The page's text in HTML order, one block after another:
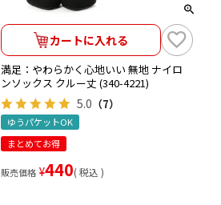
カートに入れる
満足：やわらかく心地いい 無地 ナイロ
ンソックス クルー丈 (340-4221)
5.0 （7）
ゆうパケットOK
まとめてお得
販売価格 ¥440 税込